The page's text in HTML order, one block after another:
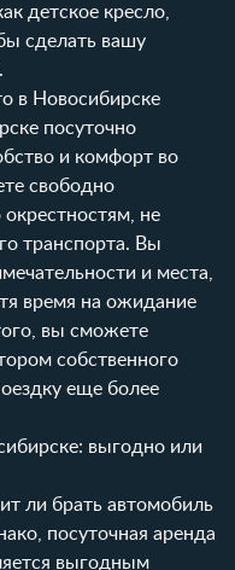
детское кресло,
сделать вашу
в Новосибирске
посуточно
и комфорт во
свободно
окрестностям, не
транспорта. Вы
и места,
время на ожидание
вы сможете
собственного
еще более
выгодно или
ли брать автомобиль
посуточная аренда
выгодным